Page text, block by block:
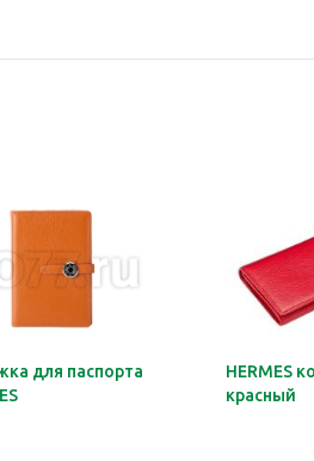
для паспорта
HERMES
красный